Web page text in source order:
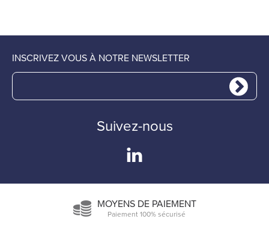
INSCRIVEZ VOUS À NOTRE NEWSLETTER
Suivez-nous
MOYENS DE PAIEMENT
Paiement 100% sécurisé